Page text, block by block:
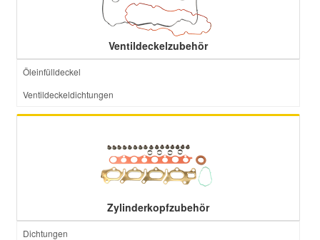
Ventildeckelzubehör
Öleinfülldeckel
Ventildeckeldichtungen
Zylinderkopfzubehör
Dichtungen